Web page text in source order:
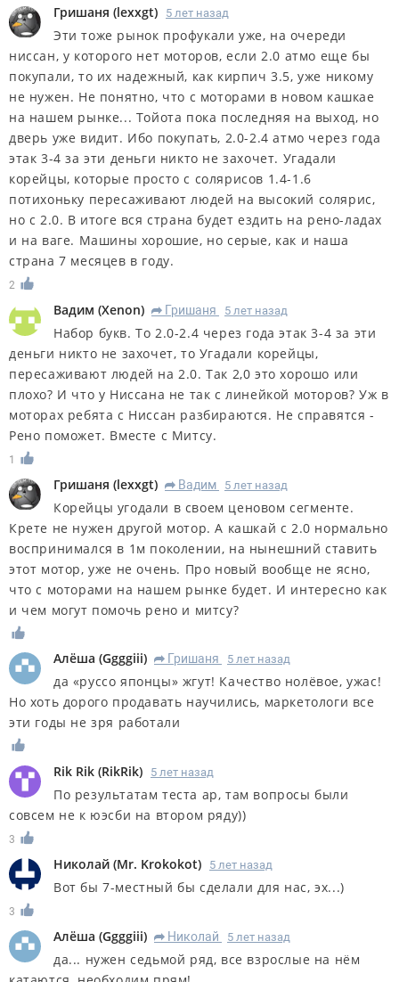
Гришаня (lexxgt) 5 лет назад
Эти тоже рынок профукали уже, на очереди
ниссан, у которого нет моторов, если 2.0 атмо еще бы
покупали, то их надежный, как кирпич 3.5, уже никому
не нужен. Не понятно, что с моторами в новом кашкае
на нашем рынке... Тойота пока последняя на выход, но
дверь уже видит. Ибо покупать, 2.0-2.4 атмо через года
этак 3-4 за эти деньги никто не захочет. Угадали
корейцы, которые просто с солярисов 1.4-1.6
потихоньку пересаживают людей на высокий солярис,
но с 2.0. В итоге вся страна будет ездить на рено-ладах
и на ваге. Машины хорошие, но серые, как и наша
страна 7 месяцев в году.
2
Вадим (Xenon) R Гришаня 5 лет назад
Набор букв. То 2.0-2.4 через года этак 3-4 за эти
деньги никто не захочет, то Угадали корейцы,
пересаживают людей на 2.0. Так 2,0 это хорошо или
плохо? И что у Ниссана не так с линейкой моторов? Уж в
моторах ребята с Ниссан разбираются. Не справятся -
Рено поможет. Вместе с Митсу.
1
Гришаня (lexxgt) R Вадим 5 лет назад
Корейцы угодали в своем ценовом сегменте.
Крете не нужен другой мотор. А кашкай с 2.0 нормально
воспринимался в 1м поколении, на нынешний ставить
этот мотор, уже не очень. Про новый вообще не ясно,
что с моторами на нашем рынке будет. И интересно как
и чем могут помочь рено и митсу?
Алёша (Ggggiii) R Гришаня 5 лет назад
да «руссо японцы» жгут! Качество нолёвое, ужас!
Но хоть дорого продавать научились, маркетологи все
эти годы не зря работали
Rik Rik (RikRik) 5 лет назад
По результатам теста ар, там вопросы были
совсем не к юэсби на втором ряду))
3
Николай (Mr. Krokokot) 5 лет назад
Вот бы 7-местный бы сделали для нас, эх...)
3
Алёша (Ggggiii) R Николай 5 лет назад
да... нужен седьмой ряд, все взрослые на нём